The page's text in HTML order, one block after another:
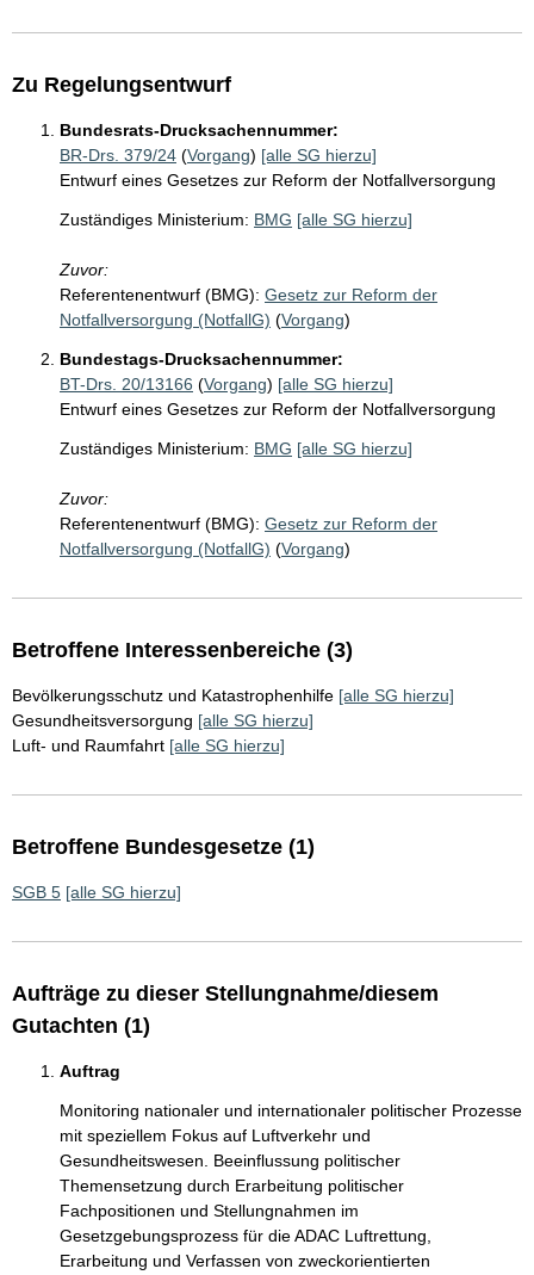
Zu Regelungsentwurf
Bundesrats-Drucksachennummer:
BR-Drs. 379/24 (Vorgang) [alle SG hierzu]
Entwurf eines Gesetzes zur Reform der Notfallversorgung
Zuständiges Ministerium: BMG [alle SG hierzu]
Zuvor:
Referentenentwurf (BMG): Gesetz zur Reform der
Notfallversorgung (NotfallG) (Vorgang)
Bundestags-Drucksachennummer:
BT-Drs. 20/13166 (Vorgang) [alle SG hierzu]
Entwurf eines Gesetzes zur Reform der Notfallversorgung
Zuständiges Ministerium: BMG [alle SG hierzu]
Zuvor:
Referentenentwurf (BMG): Gesetz zur Reform der
Notfallversorgung (NotfallG) (Vorgang)
Betroffene Interessenbereiche (3)
Bevölkerungsschutz und Katastrophenhilfe [alle SG hierzu]
Gesundheitsversorgung [alle SG hierzu]
Luft- und Raumfahrt [alle SG hierzu]
Betroffene Bundesgesetze (1)
SGB 5 [alle SG hierzu]
Aufträge zu dieser Stellungnahme/diesem
Gutachten (1)
Auftrag
Monitoring nationaler und internationaler politischer Prozesse
mit speziellem Fokus auf Luftverkehr und
Gesundheitswesen. Beeinflussung politischer
Themensetzung durch Erarbeitung politischer
Fachpositionen und Stellungnahmen im
Gesetzgebungsprozess für die ADAC Luftrettung,
Erarbeitung und Verfassen von zweckorientierten